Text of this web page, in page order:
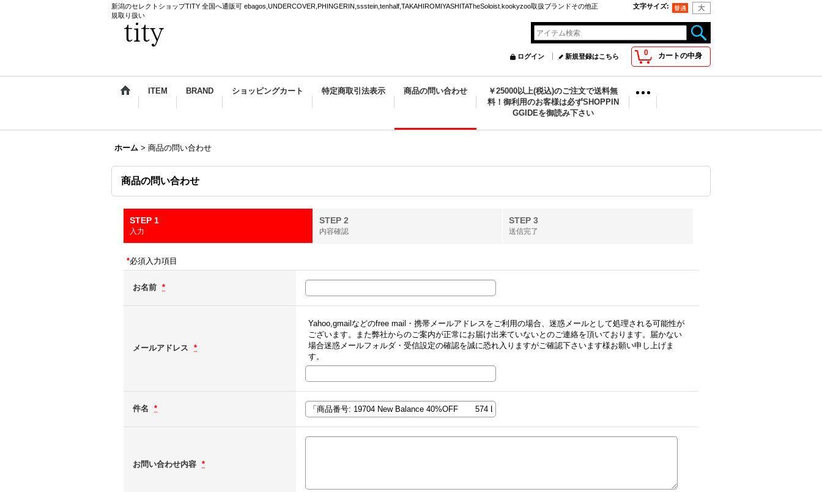
新潟のセレクトショップTITY 全国へ通販可 ebagos,UNDERCOVER,PHINGERIN,ssstein,tenhalf,TAKAHIROMIYASHITATheSoloist.kookyzoo取扱ブランドその他正
規取り扱い
文字サイズ:
0 カートの中身
ログイン 新規登録はこちら
ITEM BRAND ショッピングカート 特定商取引法表示 商品の問い合わせ
￥25000以上(税込)のご注文で送料無
料！御利用のお客様は必ずSHOPPIN
GGIDEを御読み下さい
ホーム > 商品の問い合わせ
商品の問い合わせ
STEP 1
入力
STEP 2
内容確認
STEP 3
送信完了
*必須入力項目
お名前 *
メールアドレス *
Yahoo,gmailなどのfree mail・携帯メールアドレスをご利用の場合、迷惑メールとして処理される可能性が
ございます。また弊社からのご案内が正常にお届け出来ていないとのご連絡を頂いております。届かない
場合迷惑メールフォルダ・受信設定の確認を誠に恐れ入りますがご確認下さいます様お願い申し上げま
す。
件名 *
お問い合わせ内容 *